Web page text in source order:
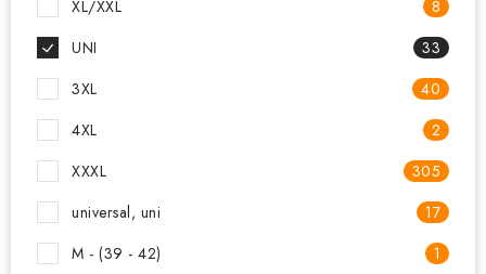
XL/XXL
8
UNI
33
3XL
40
4XL
2
XXXL
305
universal, uni
17
M - (39 - 42)
1